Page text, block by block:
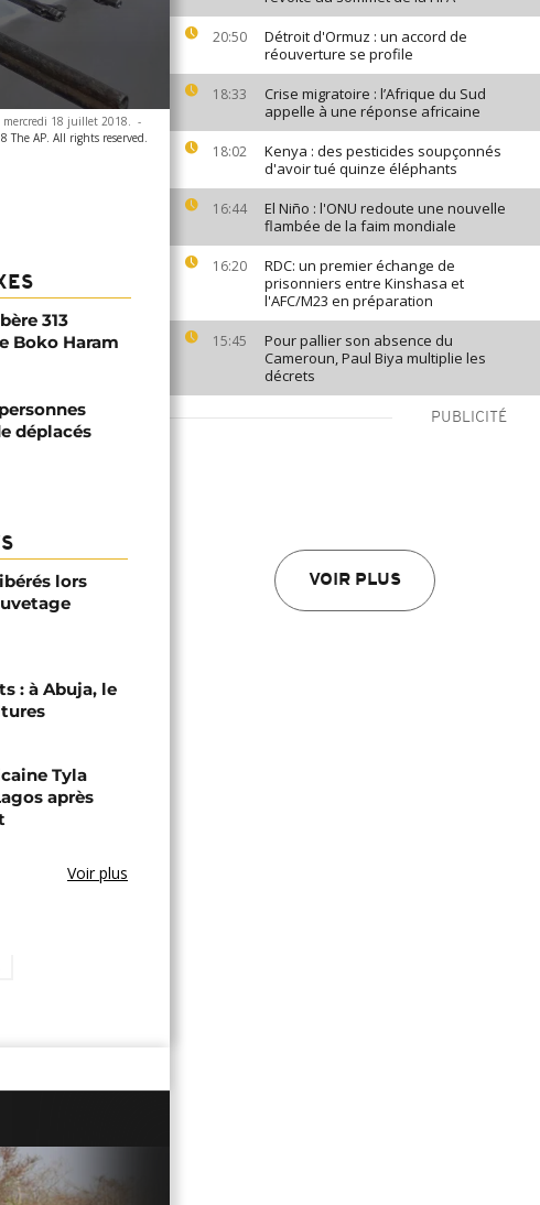
20:50
Détroit d'Ormuz : un accord de
réouverture se profile
18:33
Crise migratoire : l’Afrique du Sud
appelle à une réponse africaine
18:02
Kenya : des pesticides soupçonnés
d'avoir tué quinze éléphants
16:44
El Niño : l'ONU redoute une nouvelle
flambée de la faim mondiale
16:20
RDC: un premier échange de
prisonniers entre Kinshasa et
l'AFC/M23 en préparation
15:45
Pour pallier son absence du
Cameroun, Paul Biya multiplie les
décrets
PUBLICITÉ
VOIR PLUS
mercredi 18 juillet 2018. -
The AP. All rights reserved.
313
Boko Haram
déplacés
lors
: à Abuja, le
Tyla
après
Voir plus